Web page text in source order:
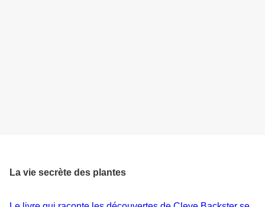
La vie secrète des plantes